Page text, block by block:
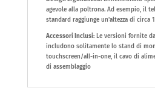
agevole alla poltrona. Ad esempio, il
standard raggiunge un'altezza di circa
Accessori Inclusi:Le versioni fornite
includono solitamente lo stand di
touchscreen/all-in-one, il cavo di
di assemblaggio